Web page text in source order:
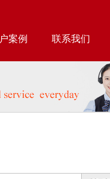
案例 联系我们